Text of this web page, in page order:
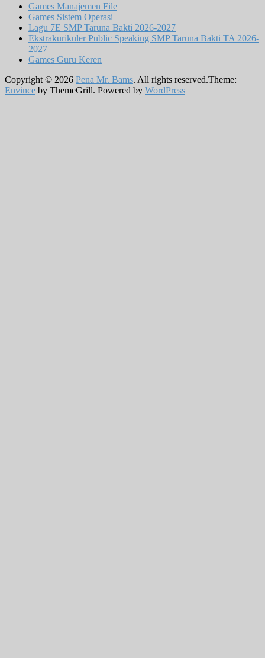
Games Manajemen File
Games Sistem Operasi
Lagu 7E SMP Taruna Bakti 2026-2027
Ekstrakurikuler Public Speaking SMP Taruna Bakti TA 2026-
2027
Games Guru Keren
Copyright © 2026 Pena Mr. Bams. All rights reserved.Theme:
Envince by ThemeGrill. Powered by WordPress